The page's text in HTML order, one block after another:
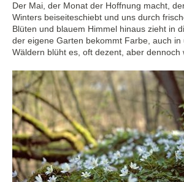
Der Mai, der Monat der Hoffnung macht,
Winters beiseiteschiebt und uns durch
Blüten und blauem Himmel hinaus zieht in
der eigene Garten bekommt Farbe, auch in
Wäldern blüht es, oft dezent, aber dennoch